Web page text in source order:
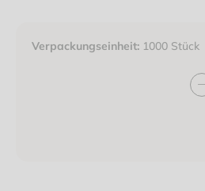
Verpackungseinheit: 1000 Stück